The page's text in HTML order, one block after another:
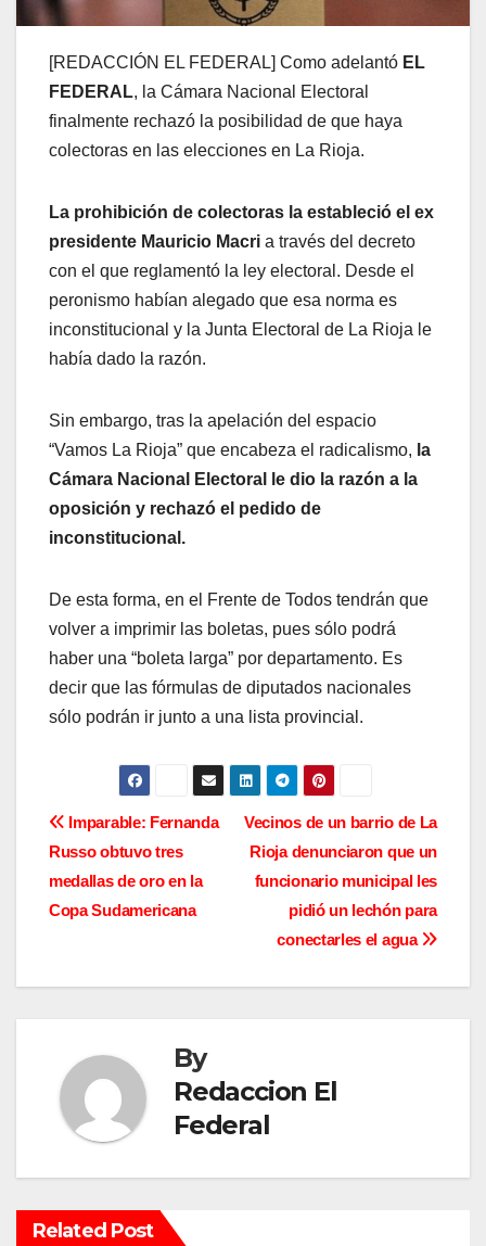
[REDACCIÓN EL FEDERAL] Como adelantó EL
FEDERAL, la Cámara Nacional Electoral
finalmente rechazó la posibilidad de que haya
colectoras en las elecciones en La Rioja.
La prohibición de colectoras la estableció el ex
presidente Mauricio Macri a través del decreto
con el que reglamentó la ley electoral. Desde el
peronismo habían alegado que esa norma es
inconstitucional y la Junta Electoral de La Rioja le
había dado la razón.
Sin embargo, tras la apelación del espacio
“Vamos La Rioja” que encabeza el radicalismo, la
Cámara Nacional Electoral le dio la razón a la
oposición y rechazó el pedido de
inconstitucional.
De esta forma, en el Frente de Todos tendrán que
volver a imprimir las boletas, pues sólo podrá
haber una “boleta larga” por departamento. Es
decir que las fórmulas de diputados nacionales
sólo podrán ir junto a una lista provincial.
N
a
v
c
ó
n
Vecinos de un barrio de La
Rioja denunciaron que un
funcionario municipal les
pidió un lechón para
conectarles el agua
Imparable: Fernanda
Russo obtuvo tres
medallas de oro en la
Copa Sudamericana
By
Redaccion El
Federal
Related Post